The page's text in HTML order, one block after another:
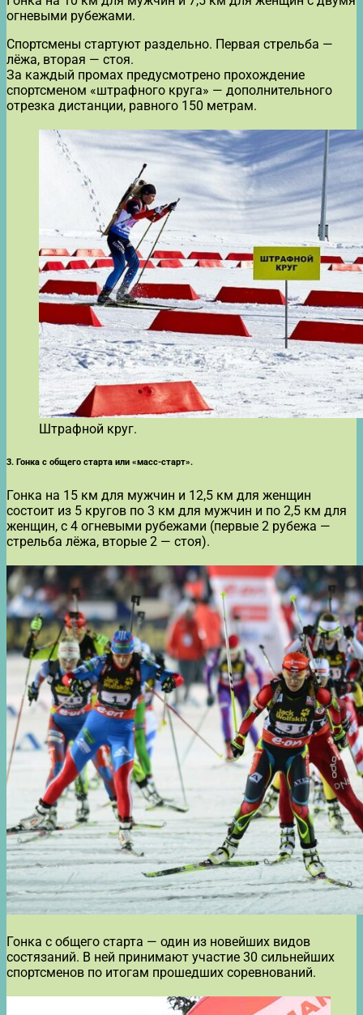
огневыми рубежами.
Спортсмены стартуют раздельно. Первая стрельба —
лёжа, вторая — стоя.
За каждый промах предусмотрено прохождение
спортсменом «штрафного круга» — дополнительного
отрезка дистанции, равного 150 метрам.
Штрафной круг.
3. Гонка с общего старта или «масс-старт».
Гонка на 15 км для мужчин и 12,5 км для женщин
состоит из 5 кругов по 3 км для мужчин и по 2,5 км для
женщин, с 4 огневыми рубежами (первые 2 рубежа —
стрельба лёжа, вторые 2 — стоя).
Гонка с общего старта — один из новейших видов
состязаний. В ней принимают участие 30 сильнейших
спортсменов по итогам прошедших соревнований.